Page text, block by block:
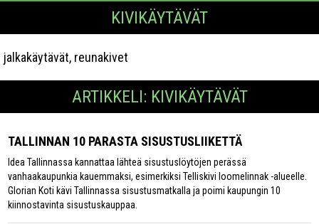
KIVIKÄYTÄVÄT
jalkakäytävät, reunakivet
ARTIKKELI: KIVIKÄYTÄVÄT
TALLINNAN 10 PARASTA SISUSTUSLIIKETTÄ
Idea Tallinnassa kannattaa lähteä sisustuslöytöjen perässä
vanhaakaupunkia kauemmaksi, esimerkiksi Telliskivi loomelinnak -alueelle.
Glorian Koti kävi Tallinnassa sisustusmatkalla ja poimi kaupungin 10
kiinnostavinta sisustuskauppaa.